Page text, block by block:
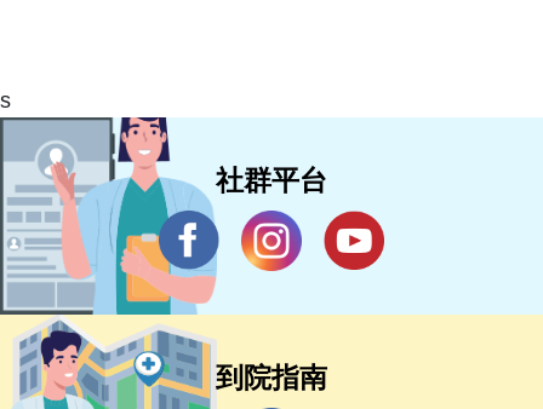
s
社群平台
到院指南